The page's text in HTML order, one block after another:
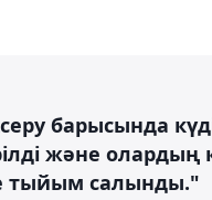
барысында
және
тыйым салынды."